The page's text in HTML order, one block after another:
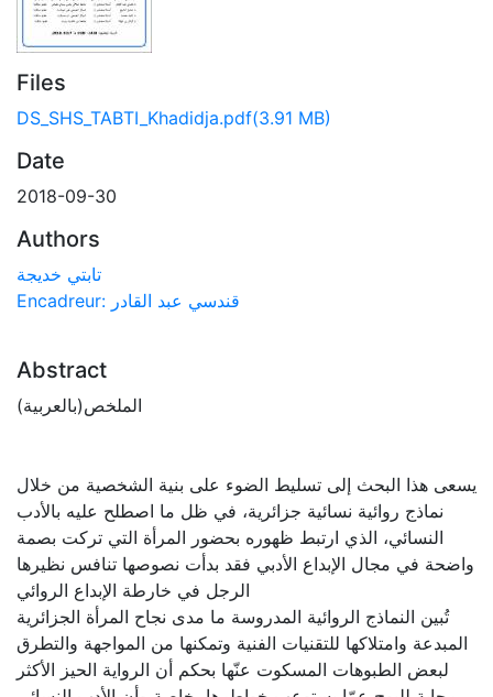
Files
DS_SHS_TABTI_Khadidja.pdf(3.91 MB)
Date
2018-09-30
Authors
تابتي خديجة
Encadreur: قندسي عبد القادر
Abstract
الملخص(بالعربية)
يسعى هذا البحث إلى تسليط الضوء على بنية الشخصية من خلال
نماذج روائية نسائية جزائرية، في ظل ما اصطلح عليه بالأدب
النسائي، الذي ارتبط ظهوره بحضور المرأة التي تركت بصمة
واضحة في مجال الإبداع الأدبي فقد بدأت نصوصها تنافس نظيرها
الرجل في خارطة الإبداع الروائي
تُبين النماذج الروائية المدروسة ما مدى نجاح المرأة الجزائرية
المبدعة وامتلاكها للتقنيات الفنية وتمكنها من المواجهة والتطرق
لبعض الطبوهات المسكوت عنّها بحكم أن الرواية الحيز الأكثر